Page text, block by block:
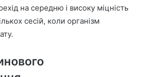
на середню і високу міцність
сесій, коли організм